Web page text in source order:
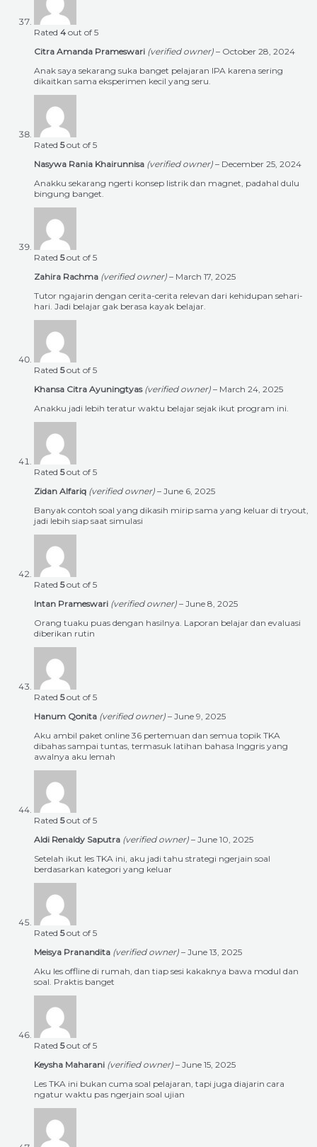
Rated 4 out of 5
Citra Amanda Prameswari (verified owner) – October 28, 2024
Anak saya sekarang suka banget pelajaran IPA karena sering
dikaitkan sama eksperimen kecil yang seru.
Rated 5out of 5
Nasywa Rania Khairunnisa (verified owner) – December 25, 2024
Anakku sekarang ngerti konsep listrik dan magnet, padahal dulu
bingung banget.
Rated 5out of 5
Zahira Rachma (verified owner) – March 17, 2025
Tutor ngajarin dengan cerita-cerita relevan dari kehidupan sehari-
hari. Jadi belajar gak berasa kayak belajar.
Rated 5out of 5
Khansa Citra Ayuningtyas (verified owner) – March 24, 2025
Anakku jadi lebih teratur waktu belajar sejak ikut program ini.
Rated 5out of 5
Zidan Alfariq (verified owner) – June 6, 2025
Banyak contoh soal yang dikasih mirip sama yang keluar di tryout,
jadi lebih siap saat simulasi
Rated 5out of 5
Intan Prameswari (verified owner) – June 8, 2025
Orang tuaku puas dengan hasilnya. Laporan belajar dan evaluasi
diberikan rutin
Rated 5out of 5
Hanum Qonita (verified owner) – June 9, 2025
Aku ambil paket online 36 pertemuan dan semua topik TKA
dibahas sampai tuntas, termasuk latihan bahasa Inggris yang
awalnya aku lemah
Rated 5out of 5
Aldi Renaldy Saputra (verified owner) – June 10, 2025
Setelah ikut les TKA ini, aku jadi tahu strategi ngerjain soal
berdasarkan kategori yang keluar
Rated 5out of 5
Meisya Pranandita (verified owner) – June 13, 2025
Aku les offline di rumah, dan tiap sesi kakaknya bawa modul dan
soal. Praktis banget
Rated 5out of 5
Keysha Maharani (verified owner) – June 15, 2025
Les TKA ini bukan cuma soal pelajaran, tapi juga diajarin cara
ngatur waktu pas ngerjain soal ujian